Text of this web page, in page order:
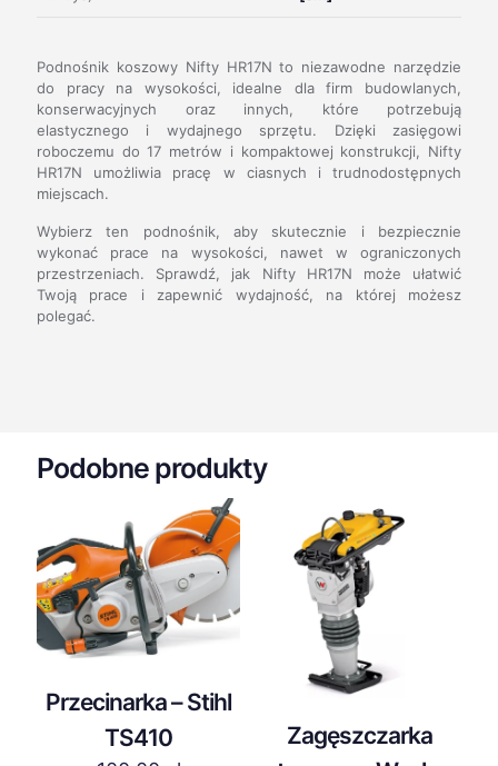
Podnośnik koszowy Nifty HR17N to niezawodne narzędzie
do pracy na wysokości, idealne dla firm budowlanych,
konserwacyjnych oraz innych, które potrzebują
elastycznego i wydajnego sprzętu. Dzięki zasięgowi
roboczemu do 17 metrów i kompaktowej konstrukcji, Nifty
HR17N umożliwia pracę w ciasnych i trudnodostępnych
miejscach.
Wybierz ten podnośnik, aby skutecznie i bezpiecznie
wykonać prace na wysokości, nawet w ograniczonych
przestrzeniach. Sprawdź, jak Nifty HR17N może ułatwić
Twoją prace i zapewnić wydajność, na której możesz
polegać.
Podobne produkty
Przecinarka – Stihl
TS410
Zagęszczarka